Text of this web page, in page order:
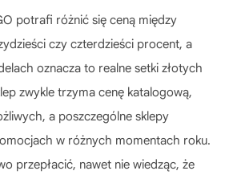
potrafi różnić się ceną między
czy czterdzieści procent, a
oznacza to realne setki złotych
zwykle trzyma cenę katalogową,
a poszczególne sklepy
w różnych momentach roku.
przepłacić, nawet nie wiedząc, że